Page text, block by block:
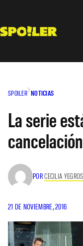
contenido
SPOILER NOTICIAS
La serie
cancelación
PORCECILIA YEGROS
21 DE NOVIEMBRE, 2016